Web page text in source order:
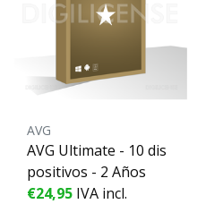
AVG
AVG Ultimate - 10 dis
positivos - 2 Años
€24,95 IVA incl.